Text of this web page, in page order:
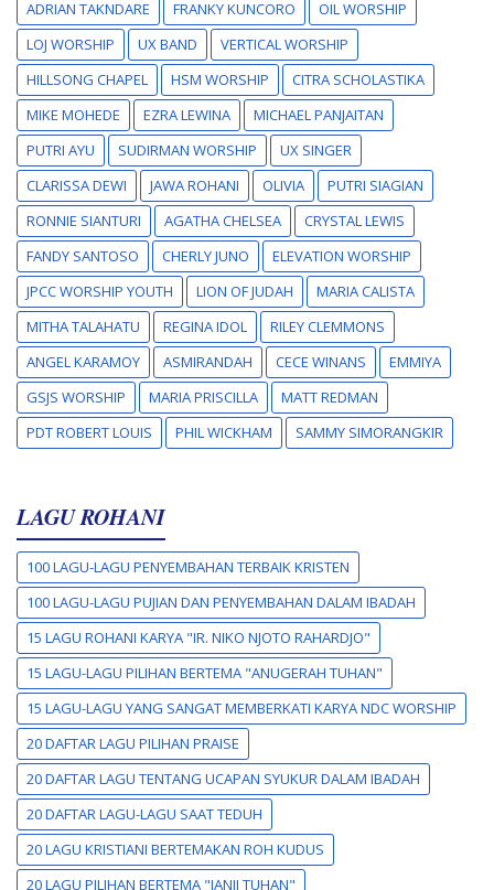
ADRIAN TAKNDARE
FRANKY KUNCORO
OIL WORSHIP
LOJ WORSHIP
UX BAND
VERTICAL WORSHIP
HILLSONG CHAPEL
HSM WORSHIP
CITRA SCHOLASTIKA
MIKE MOHEDE
EZRA LEWINA
MICHAEL PANJAITAN
PUTRI AYU
SUDIRMAN WORSHIP
UX SINGER
CLARISSA DEWI
JAWA ROHANI OLIVIA
PUTRI SIAGIAN
RONNIE SIANTURI
AGATHA CHELSEA
CRYSTAL LEWIS
FANDY SANTOSO
CHERLY JUNO
ELEVATION WORSHIP
JPCC WORSHIP YOUTH
LION OF JUDAH
MARIA CALISTA
MITHA TALAHATU
REGINA IDOL
RILEY CLEMMONS
ANGEL KARAMOY
ASMIRANDAH CECE WINANS
EMMIYA
GSJS WORSHIP
MARIA PRISCILLA
MATT REDMAN
PDT ROBERT LOUIS
PHIL WICKHAM SAMMY SIMORANGKIR
LAGU ROHANI
100 LAGU-LAGU PENYEMBAHAN TERBAIK KRISTEN
100 LAGU-LAGU PUJIAN DAN PENYEMBAHAN DALAM IBADAH
15 LAGU ROHANI KARYA "IR. NIKO NJOTO RAHARDJO"
15 LAGU-LAGU PILIHAN BERTEMA "ANUGERAH TUHAN"
15 LAGU-LAGU YANG SANGAT MEMBERKATI KARYA NDC WORSHIP
20 DAFTAR LAGU PILIHAN PRAISE
20 DAFTAR LAGU TENTANG UCAPAN SYUKUR DALAM IBADAH
20 DAFTAR LAGU-LAGU SAAT TEDUH
20 LAGU KRISTIANI BERTEMAKAN ROH KUDUS
20 LAGU PILIHAN BERTEMA "JANJI TUHAN"